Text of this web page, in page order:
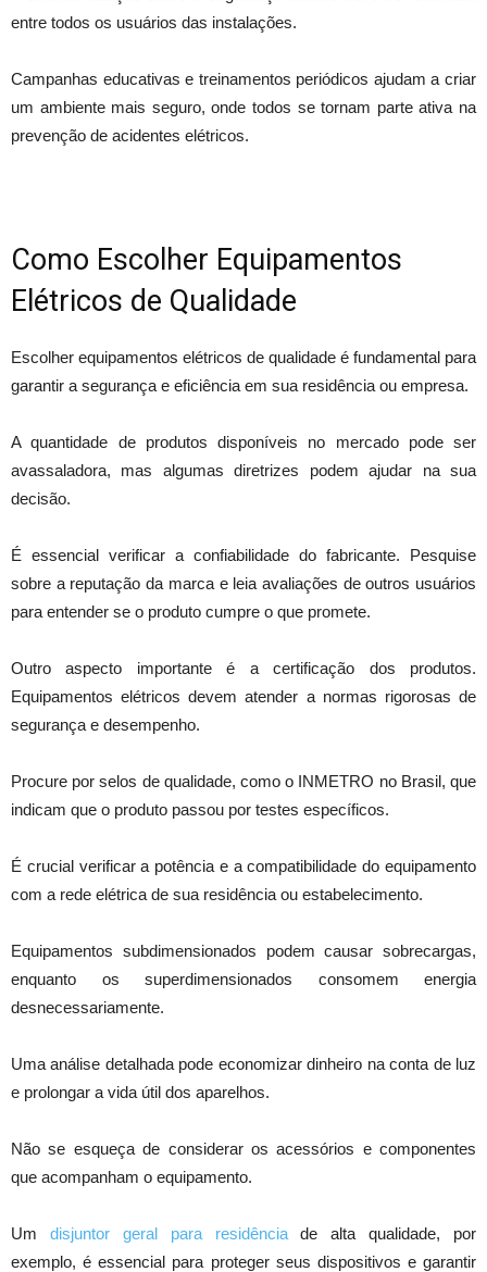
entre todos os usuários das instalações.
Campanhas educativas e treinamentos periódicos ajudam a criar
um ambiente mais seguro, onde todos se tornam parte ativa na
prevenção de acidentes elétricos.
Como Escolher Equipamentos
Elétricos de Qualidade
Escolher equipamentos elétricos de qualidade é fundamental para
garantir a segurança e eficiência em sua residência ou empresa.
A quantidade de produtos disponíveis no mercado pode ser
avassaladora, mas algumas diretrizes podem ajudar na sua
decisão.
É essencial verificar a confiabilidade do fabricante. Pesquise
sobre a reputação da marca e leia avaliações de outros usuários
para entender se o produto cumpre o que promete.
Outro aspecto importante é a certificação dos produtos.
Equipamentos elétricos devem atender a normas rigorosas de
segurança e desempenho.
Procure por selos de qualidade, como o INMETRO no Brasil, que
indicam que o produto passou por testes específicos.
É crucial verificar a potência e a compatibilidade do equipamento
com a rede elétrica de sua residência ou estabelecimento.
Equipamentos subdimensionados podem causar sobrecargas,
enquanto os superdimensionados consomem energia
desnecessariamente.
Uma análise detalhada pode economizar dinheiro na conta de luz
e prolongar a vida útil dos aparelhos.
Não se esqueça de considerar os acessórios e componentes
que acompanham o equipamento.
Um disjuntor geral para residênciade alta qualidade, por
exemplo, é essencial para proteger seus dispositivos e garantir